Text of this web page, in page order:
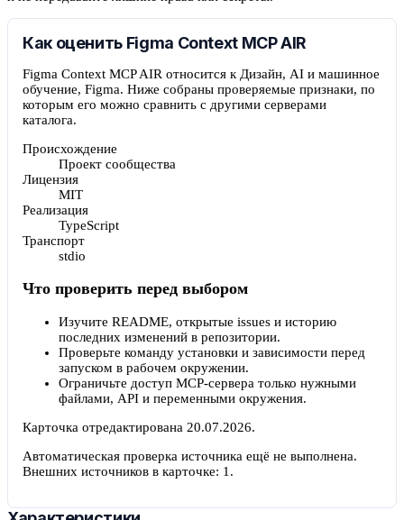
Как оценить Figma Context MCP AIR
Figma Context MCP AIR относится к Дизайн, AI и машинное
обучение, Figma. Ниже собраны проверяемые признаки, по
которым его можно сравнить с другими серверами
каталога.
Происхождение
Проект сообщества
Лицензия
MIT
Реализация
TypeScript
Транспорт
stdio
Что проверить перед выбором
Изучите README, открытые issues и историю
последних изменений в репозитории.
Проверьте команду установки и зависимости перед
запуском в рабочем окружении.
Ограничьте доступ MCP-сервера только нужными
файлами, API и переменными окружения.
Карточка отредактирована 20.07.2026.
Автоматическая проверка источника ещё не выполнена.
Внешних источников в карточке: 1 .